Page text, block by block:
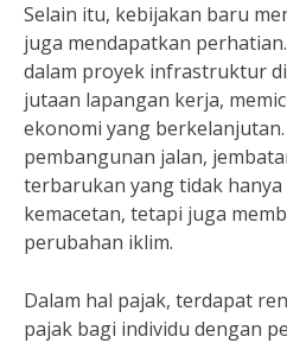
Selain itu, kebijakan baru
juga mendapatkan
dalam proyek infrastruktur
jutaan lapangan kerja,
ekonomi yang
pembangunan jalan,
terbarukan yang tidak
kemacetan, tetapi juga
perubahan iklim.
Dalam hal pajak, terdapat
pajak bagi individu dengan